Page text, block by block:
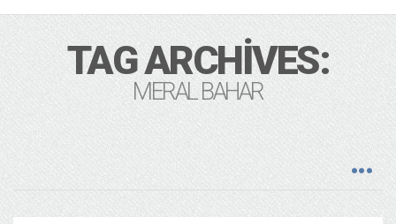
TAG ARCHIVES:
MERAL BAHAR